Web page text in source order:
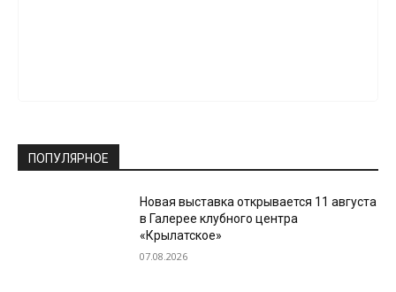
ПОПУЛЯРНОЕ
Новая выставка открывается 11 августа
в Галерее клубного центра
«Крылатское»
07.08.2026